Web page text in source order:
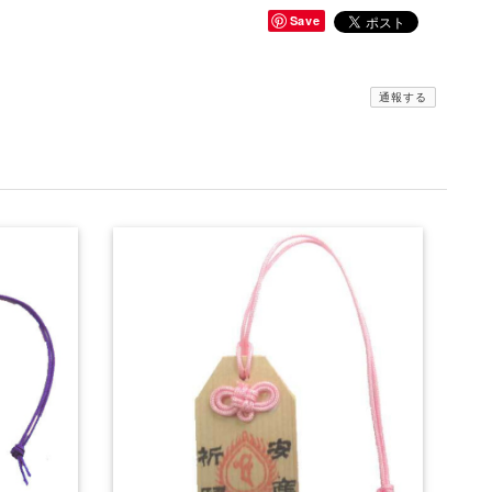
Save
通報する